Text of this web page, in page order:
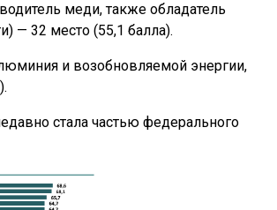
меди, также обладатель
— 32 место (55,1 балла).
и возобновляемой энергии,
стала частью федерального